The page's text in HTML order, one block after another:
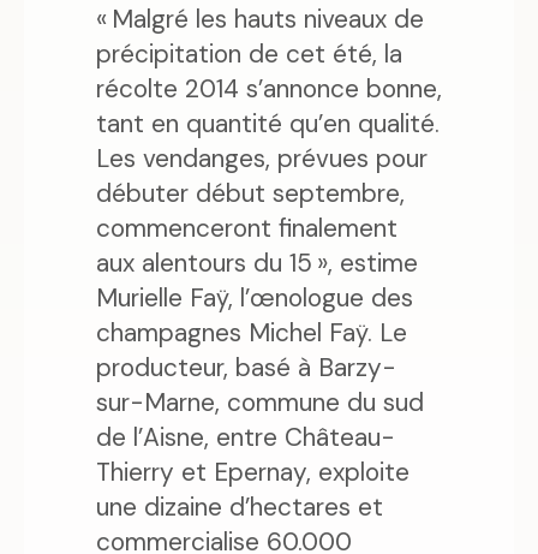
« Malgré les hauts niveaux de
précipitation de cet été, la
récolte 2014 s’annonce bonne,
tant en quantité qu’en qualité.
Les vendanges, prévues pour
débuter début septembre,
commenceront finalement
aux alentours du 15 », estime
Murielle Faÿ, l’œnologue des
champagnes Michel Faÿ. Le
producteur, basé à Barzy-
sur-Marne, commune du sud
de l’Aisne, entre Château-
Thierry et Epernay, exploite
une dizaine d’hectares et
commercialise 60.000